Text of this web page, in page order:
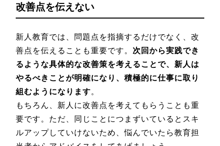
改善点を伝えない
新人教育では、問題点を指摘するだけでなく、改
善点を伝えることも重要です。 次回から実践でき
るような具体的な改善策を考えることで、新人は
やるべきことが明確になり、積極的に仕事に取り
組むようになります。
もちろん、新人に改善点を考えてもらうことも重
要です。ただ、同じことにつまずいているとスキ
ルアップしていけないため、悩んでいたら教育担